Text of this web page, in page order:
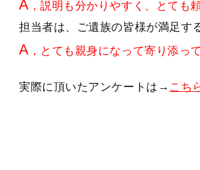
A ，説明も分かりやすく、とても
担当者は、ご遺族の皆様が満足す
A ，とても親身になって寄り添っ
実際に頂いたアンケートは→ こち